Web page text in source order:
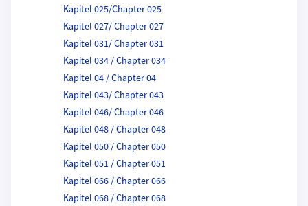
Kapitel 025/Chapter 025
Kapitel 027/ Chapter 027
Kapitel 031/ Chapter 031
Kapitel 034 / Chapter 034
Kapitel 04 / Chapter 04
Kapitel 043/ Chapter 043
Kapitel 046/ Chapter 046
Kapitel 048 / Chapter 048
Kapitel 050 / Chapter 050
Kapitel 051 / Chapter 051
Kapitel 066 / Chapter 066
Kapitel 068 / Chapter 068